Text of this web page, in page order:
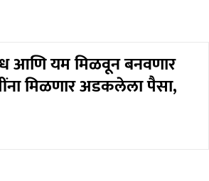
आणि यम मिळवून बनवणार
मिळणार अडकलेला पैसा,